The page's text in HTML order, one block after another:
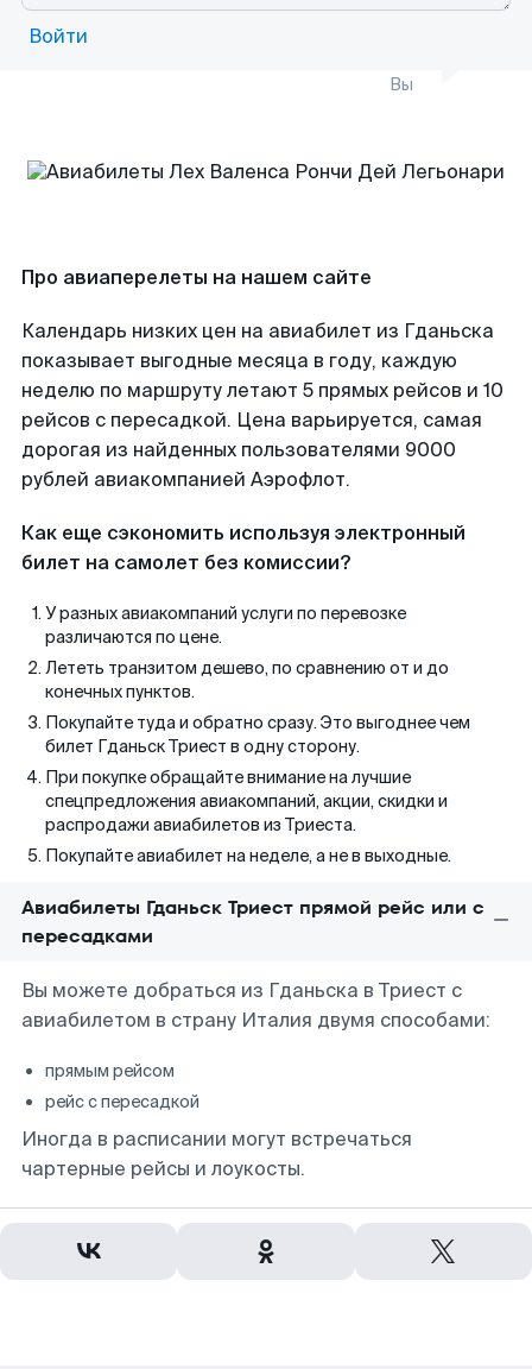
Войти
Вы
Про авиаперелеты на нашем сайте
Календарь низких цен на авиабилет из Гданьска
показывает выгодные месяца в году, каждую
неделю по маршруту летают 5 прямых рейсов и 10
рейсов с пересадкой. Цена варьируется, самая
дорогая из найденных пользователями 9000
рублей авиакомпанией Аэрофлот.
Как еще сэкономить используя электронный
билет на самолет без комиссии?
У разных авиакомпаний услуги по перевозке
различаются по цене.
Лететь транзитом дешево, по сравнению от и до
конечных пунктов.
Покупайте туда и обратно сразу. Это выгоднее чем
билет Гданьск Триест в одну сторону.
При покупке обращайте внимание на лучшие
спецпредложения авиакомпаний, акции, скидки и
распродажи авиабилетов из Триеста.
Покупайте авиабилет на неделе, а не в выходные.
Авиабилеты Гданьск Триест прямой рейс или с
пересадками
Вы можете добраться из Гданьска в Триест с
авиабилетом в страну Италия двумя способами:
прямым рейсом
рейс с пересадкой
Иногда в расписании могут встречаться
чартерные рейсы и лоукосты.